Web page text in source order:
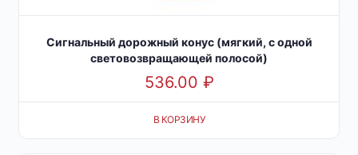
Сигнальный дорожный конус (мягкий, с одной
световозвращающей полосой)
536.00 ₽
В КОРЗИНУ